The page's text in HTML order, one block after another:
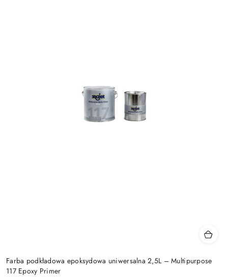
Farba podkładowa epoksydowa uniwersalna 2,5L – Multipurpose
117 Epoxy Primer